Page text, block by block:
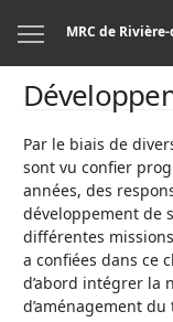
MRC de
Par le biais de
sont vu confier
années, des
développement de
différentes
a confiées dans ce
d’abord intégrer la
d’aménagement